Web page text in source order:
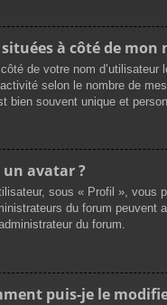
à côté de mon
de votre nom
selon le nombre de
bien souvent unique et
avatar ?
sous « Profil »,
du forum
du forum.
puis-je le